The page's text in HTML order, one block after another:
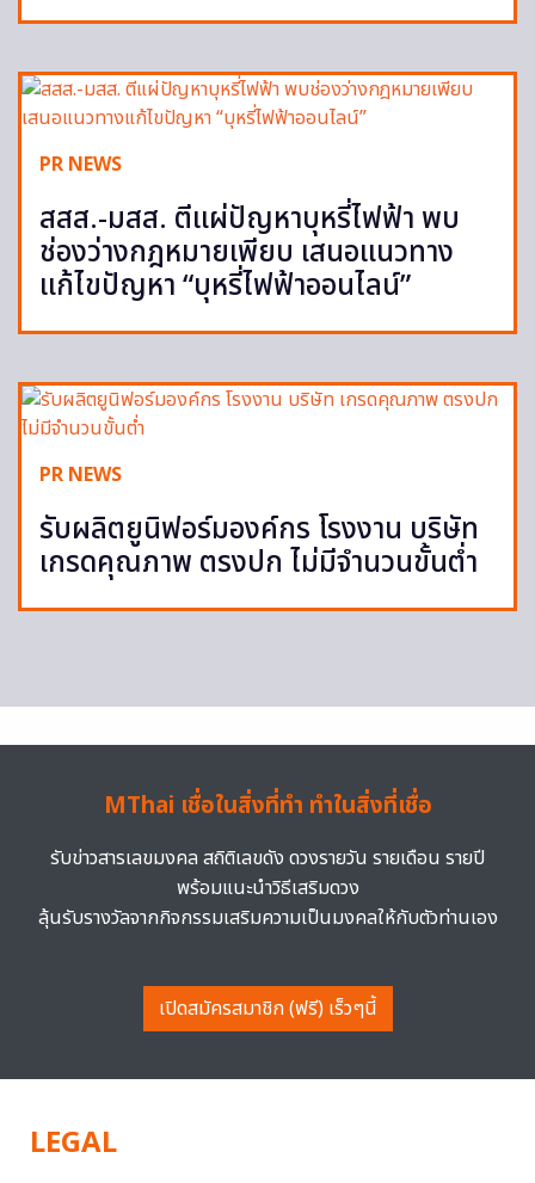
PR NEWS
สสส.-มสส. ตีแผ่ปัญหาบุหรี่ไฟฟ้า พบ
ช่องว่างกฎหมายเพียบ เสนอแนวทาง
แก้ไขปัญหา “บุหรี่ไฟฟ้าออนไลน์”
PR NEWS
รับผลิตยูนิฟอร์มองค์กร โรงงาน บริษัท
เกรดคุณภาพ ตรงปก ไม่มีจำนวนขั้นต่ำ
MThai เชื่อในสิ่งที่ทำ ทำในสิ่งที่เชื่อ
รับข่าวสารเลขมงคล สถิติเลขดัง ดวงรายวัน รายเดือน รายปี
พร้อมแนะนำวิธีเสริมดวง
ลุ้นรับรางวัลจากกิจกรรมเสริมความเป็นมงคลให้กับตัวท่านเอง
เปิดสมัครสมาชิก (ฟรี) เร็วๆนี้
LEGAL